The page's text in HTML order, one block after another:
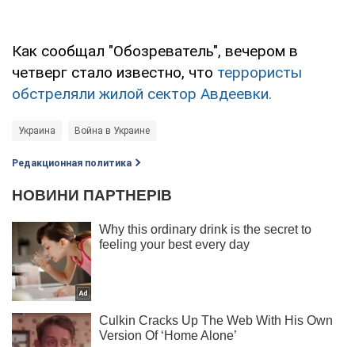
Как сообщал "Обозреватель", вечером в
четверг стало известно, что террористы
обстреляли жилой сектор Авдеевки.
Украина Война в Украине
Редакционная политика